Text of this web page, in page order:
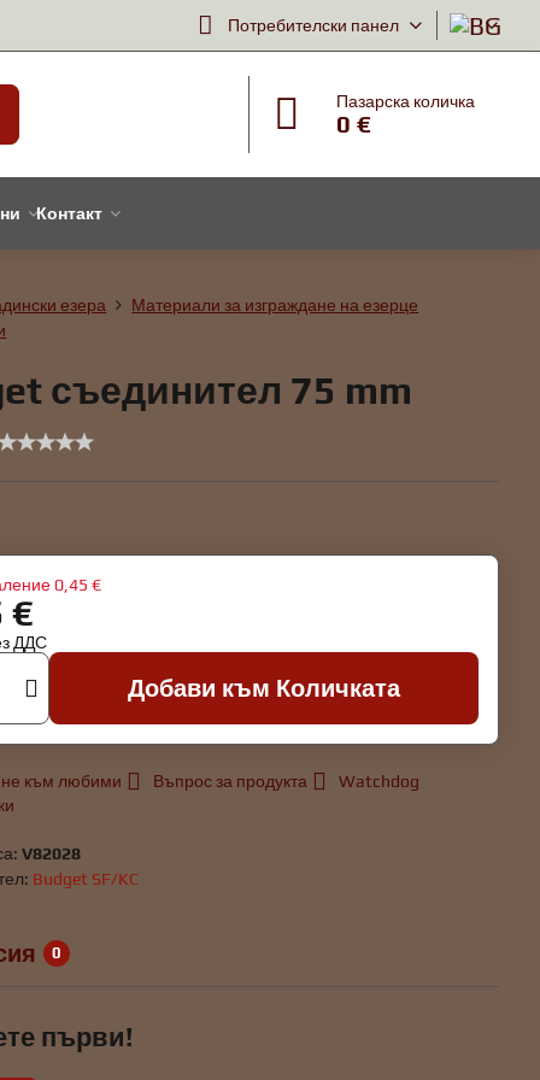
Потребителски панел
Пазарска количка
0 €
Контакт
езера
Материали за изграждане на езерце
съединител 75 mm
0,45 €
€
ДДС
Добави към Количката
към любими Въпрос за продукта
Watchdog
V82028
Budget SF/KC
0
първи!